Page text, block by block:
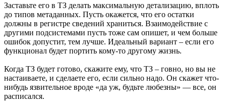
Заставьте его в ТЗ делать максимальную детализацию, вплоть
до типов метаданных. Пусть окажется, что его остатки
должны в регистре сведений храниться. Взаимодействие с
другими подсистемами пусть тоже сам опишет, и чем больше
ошибок допустит, тем лучше. Идеальный вариант – если его
функционал будет портить кому-то другому жизнь.
Когда ТЗ будет готово, скажите ему, что ТЗ – говно, но вы не
настаиваете, и сделаете его, если сильно надо. Он скажет что-
нибудь язвительное вроде «да уж, будьте любезны» — все, он
расписался.